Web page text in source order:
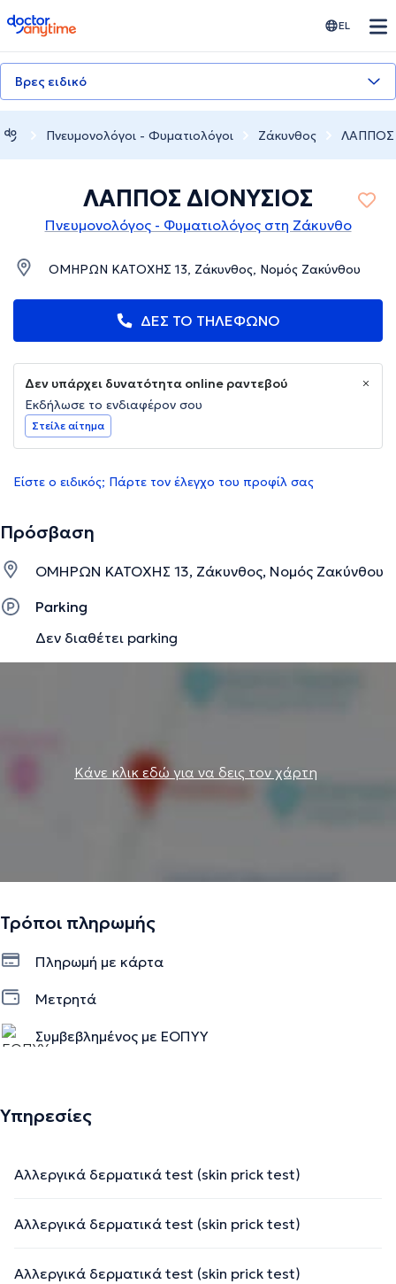
doctoranytime EL
Βρες ειδικό
Πνευμονολόγοι - Φυματιολόγοι Ζάκυνθος ΛΑΠΠΟΣ
ΛΑΠΠΟΣ ΔΙΟΝΥΣΙΟΣ
Πνευμονολόγος - Φυματιολόγος στη Ζάκυνθο
ΟΜΗΡΩΝ ΚΑΤΟΧΗΣ 13, Ζάκυνθος, Νομός Ζακύνθου
ΔΕΣ ΤΟ ΤΗΛΕΦΩΝΟ
Δεν υπάρχει δυνατότητα online ραντεβού
Εκδήλωσε το ενδιαφέρον σου
Στείλε αίτημα
Είστε ο ειδικός; Πάρτε τον έλεγχο του προφίλ σας
Πρόσβαση
ΟΜΗΡΩΝ ΚΑΤΟΧΗΣ 13, Ζάκυνθος, Νομός Ζακύνθου
Parking
Δεν διαθέτει parking
Κάνε κλικ εδώ για να δεις τον χάρτη
Τρόποι πληρωμής
Πληρωμή με κάρτα
Μετρητά
Συμβεβλημένος με ΕΟΠΥΥ
Υπηρεσίες
Αλλεργικά δερματικά test (skin prick test)
Αλλεργικά δερματικά test (skin prick test)
Αλλεργικά δερματικά test (skin prick test)